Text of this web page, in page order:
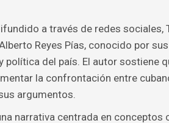
a través de redes
Reyes Pías, conocido por
política del país. El autor sostiene
la confrontación entre
argumentos.
narrativa centrada en conceptos